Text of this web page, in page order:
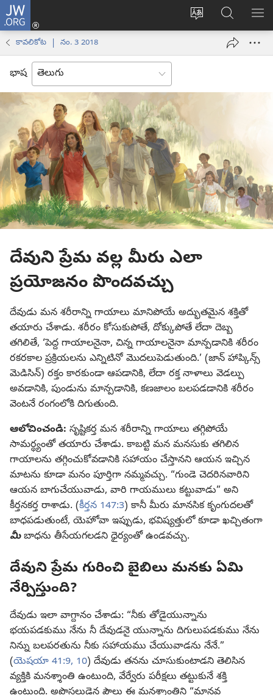
JW.ORG
సైట్
మార్చండి
లాగిన్
(కొత్త
ఓపెన్‌
JW.ORGలో
వెదకండి
కావలికోట | నం. 3 2018
భాష
దేవుని ప్రేమ వల్ల మీరు ఎలా
ప్రయోజనం పొందవచ్చు
దేవుడు మన శరీరాన్ని గాయాలు మానిపోయే అద్భుతమైన శక్తితో
తయారు చేశాడు. శరీరం కోసుకుపోతే, దోక్కుపోతే లేదా దెబ్బ
తగిలితే, ‘పెద్ద గాయాలనైనా, చిన్న గాయాలనైనా మాన్పడానికి శరీరం
రకరకాల ప్రక్రియలను ఎన్నిటినో మొదలుపెడుతుంది.’ (జాన్‌ హాప్కిన్స్‌
మెడిసిన్‌) రక్తం కారకుండా ఆపడానికి, లేదా రక్త నాళాలు వెడల్పు
అవడానికి, పుండును మాన్పడానికి, కణజాలం బలపడడానికి శరీరం
వెంటనే రంగంలోకి దిగుతుంది.
ఆలోచించండి: సృష్టికర్త మన శరీరాన్ని గాయాలు తగ్గిపోయే
సామర్థ్యంతో తయారు చేశాడు. కాబట్టి మన మనసుకు తగిలిన
గాయాలను తగ్గించుకోవడానికి సహాయం చేస్తానని ఆయన ఇచ్చిన
మాటను కూడా మనం పూర్తిగా నమ్మవచ్చు. “గుండె చెదరినవారిని
ఆయన బాగుచేయువాడు, వారి గాయములు కట్టువాడు” అని
కీర్తనకర్త రాశాడు. (కీర్తన 147:3) కానీ మీరు మానసిక కృంగుదలతో
బాధపడుతుంటే, యెహోవా ఇప్పుడు, భవిష్యత్తులో కూడా ఖచ్చితంగా
మీబాధను తీసేయగలడని ధైర్యంతో ఉండవచ్చు.
దేవుని ప్రేమ గురించి బైబిలు మనకు ఏమి
నేర్పిస్తుంది?
దేవుడు ఇలా వాగ్దానం చేశాడు: “నీకు తోడైయున్నాను
భయపడకుము నేను నీ దేవుడనై యున్నాను దిగులుపడకుము నేను
నిన్ను బలపరతును నీకు సహాయము చేయువాడను నేనే.”
(యెషయా 41:9, 10) దేవుడు తనను చూసుకుంటాడని తెలిసిన
వ్యక్తికి మనశ్శాంతి ఉంటుంది, వేర్వేరు పరీక్షలు తట్టుకునే శక్తి